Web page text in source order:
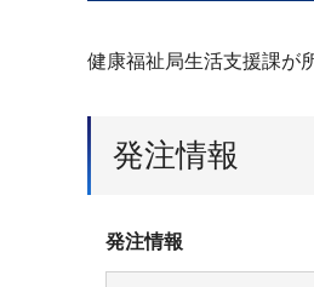
健康福祉局生活支援課が
発注情報
発注情報